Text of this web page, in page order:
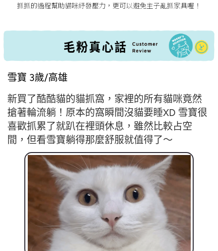
抓抓的過程幫助貓咪紓發壓力，更可以避免主子亂抓家具喔！
雪寶 3歲/高雄
新買了酷酷貓的貓抓窩，家裡的所有貓咪竟然
搶著輪流躺！原本的窩瞬間沒貓要睡XD 雪寶很
喜歡抓累了就趴在裡頭休息，雖然比較占空
間，但看雪寶躺得那麼舒服就值得了～